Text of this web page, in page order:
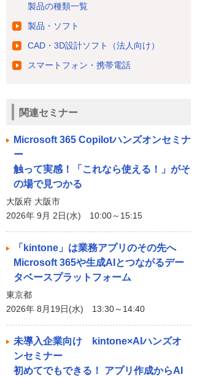
製品の種類一覧
製品・ソフト
CAD・3D設計ソフト（法人向け）
スマートフォン・携帯電話
関連セミナー
Microsoft 365 Copilotハンズオンセミナ
ー
触って実感！「これなら使える！」がそ
の場で見つかる
大阪府 大阪市
2026年 9月 2日(水) 10:00～15:15
「kintone」は業務アプリのその先へ
Microsoft 365や生成AIとつながるデー
タベースプラットフォーム
東京都
2026年 8月19日(水) 13:30～14:40
未導入企業向け kintone×AIハンズオ
ンセミナー
初めてでもできる！ アプリ作成からAI